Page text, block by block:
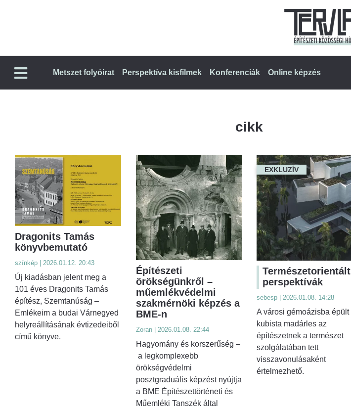
Metszet folyóirat Perspektíva kisfilmek Konferenciák Online képzés
cikk
Dragonits Tamás
könyvbemutató
színkép | 2026.01.12. 20:43
Új kiadásban jelent meg a
101 éves Dragonits Tamás
építész, Szemtanúság –
Emlékeim a budai Várnegyed
helyreállításának évtizedeiből
című könyve.
Építészeti
örökségünkről –
műemlékvédelmi
szakmérnöki képzés a
BME-n
Zoran | 2026.01.08. 22:44
Hagyomány és korszerűség –
a legkomplexebb
örökségvédelmi
posztgraduális képzést nyújtja
a BME Építészettörténeti és
Műemléki Tanszék által
EXKLUZÍV
Természetorientált
perspektívák
sebesp | 2026.01.08. 14:28
A városi gémoázisba épült
kubista madárles az
építészetnek a természet
szolgálatában tett
visszavonulásaként
értelmezhető.